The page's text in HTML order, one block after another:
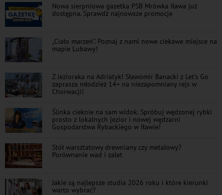
Nowa sierpniowa gazetka PSB Mrówka Iława już
dostępna. Sprawdź najnowsze promocje
„Ciało marzeń”. Poznaj z nami nowe ciekawe miejsce na
mapie Lubawy!
Z Jezioraka na Adriatyk! Sławomir Banacki z Let's Go
zaprasza młodzież 14+ na niezapomniany rejs w
Chorwacji!
Ślinka cieknie na sam widok. Spróbuj wędzonej rybki
prosto z lokalnych jezior i nowej wędzarni
Gospodarstwa Rybackiego w Iławie!
Stół warsztatowy drewniany czy metalowy?
Porównanie wad i zalet
Jakie są najlepsze studia 2026 roku i które kierunki
warto wybrać?